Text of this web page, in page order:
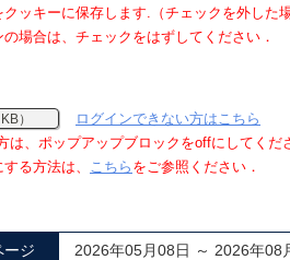
ッキーに保存します.（チェックを外した
場合は、チェックをはずしてください．
）
ログインできない方はこちら
は、ポップアップブロックをoffにしてくだ
る方法は、 こちら をご参照ください．
ージ 2026年05月08日 ～ 2026年08